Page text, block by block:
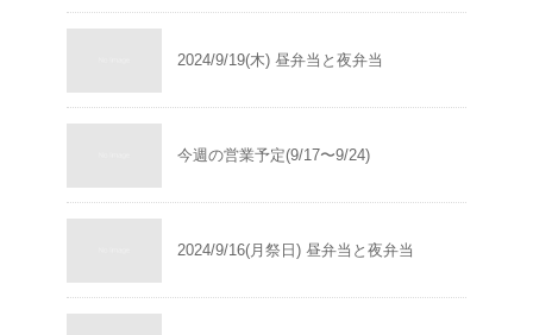
2024/9/19(木) 昼弁当と夜弁当
今週の営業予定(9/17〜9/24)
2024/9/16(月祭日) 昼弁当と夜弁当